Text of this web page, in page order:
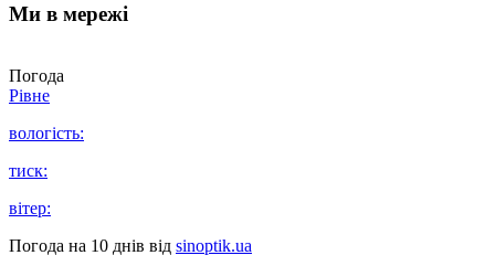
Ми в мережі
Погода
Рівне
вологість:
тиск:
вітер:
Погода на 10 днів від sinoptik.ua